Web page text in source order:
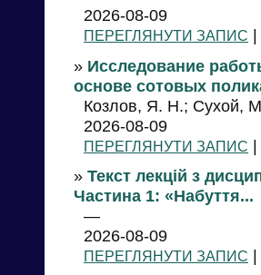
2026-08-09
ПЕРЕГЛЯНУТИ ЗАПИС |
» Исследование
основе сотовых
Козлов, Я. Н.; Сухой,
2026-08-09
ПЕРЕГЛЯНУТИ ЗАПИС |
» Текст лекцій з
Частина 1: «Набуття...
—
2026-08-09
ПЕРЕГЛЯНУТИ ЗАПИС |